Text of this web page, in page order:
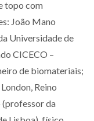
topo com
João Mano
Universidade de
CICECO –
de biomateriais;
Reino
da